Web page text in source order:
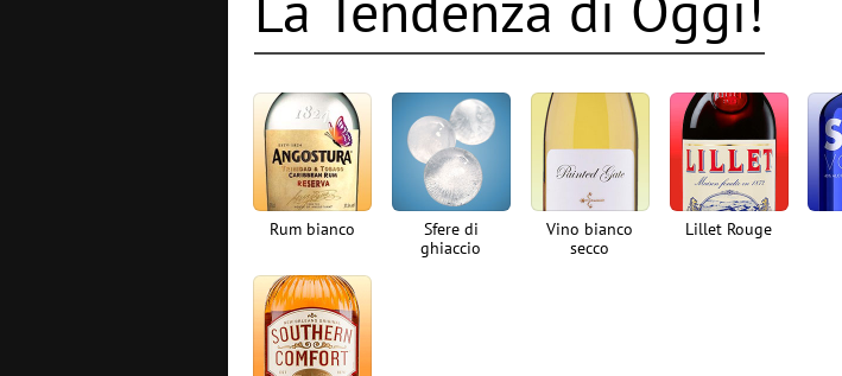
Rum bianco
Sfere di
ghiaccio
Vino bianco
secco
Lillet Rouge